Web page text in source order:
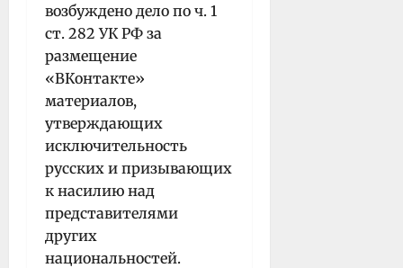
возбуждено дело по ч. 1
ст. 282 УК РФ за
размещение
«ВКонтакте»
материалов,
утверждающих
исключительность
русских и призывающих
к насилию над
представителями
других
национальностей.